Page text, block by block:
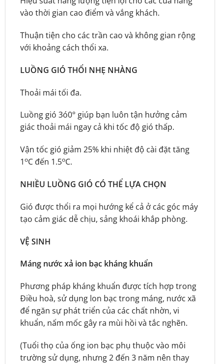
vào thời gian cao điểm và vắng khách.
Thuận tiện cho các trần cao và không gian rộng
với khoảng cách thổi xa.
LUỒNG GIÓ THỔI NHẸ NHÀNG
Thoải mái tối đa.
Luồng gió 3ó0° giúp bạn luôn tận hưởng cảm
giác thoải mái ngay cả khi tốc độ gió thấp.
Vận tốc gió giảm 25% khi nhiệt độ cài đặt tăng
1oC đến 1.5oC.
NHIỀU LUỒNG GIÓ CÓ THỂ LỰA CHỌN
Gió được thổi ra mọi hướng kể cả ở các góc máy
tạo cảm giác dễ chịu, sảng khoái khắp phòng.
VỆ SINH
Máng nước xả ion bạc kháng khuẩn
Phương pháp kháng khuẩn được tích hợp trong
Điều hoà, sử dụng lon bạc trong máng, nước xã
để ngăn sự phát triển của các chất nhờn, vi
khuẩn, nấm mốc gây ra mùi hồi và tắc nghẽn.
(Tuổi thọ của ống ion bạc phụ thuộc vào môi
trường sử dụng, nhưng 2 đến 3 năm nên thay